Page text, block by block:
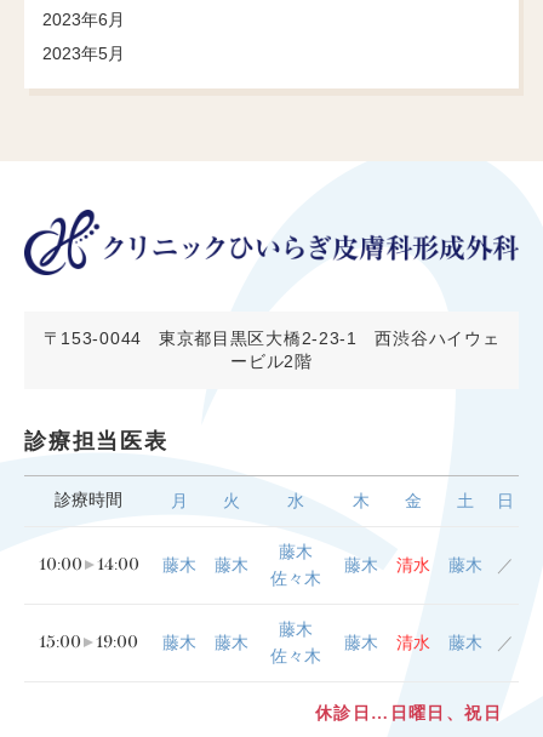
2023年6月
2023年5月
〒153-0044
東京都目黒区大橋2-23-1 西渋谷ハイウェ
ービル2階
診療担当医表
診療時間 月 火 水 木 金 土 日
10:00 14:00 藤木 藤木
藤木
佐々木
藤木 清水 藤木 ／
15:00 19:00 藤木 藤木
藤木
佐々木
藤木 清水 藤木 ／
休診日…日曜日、祝日